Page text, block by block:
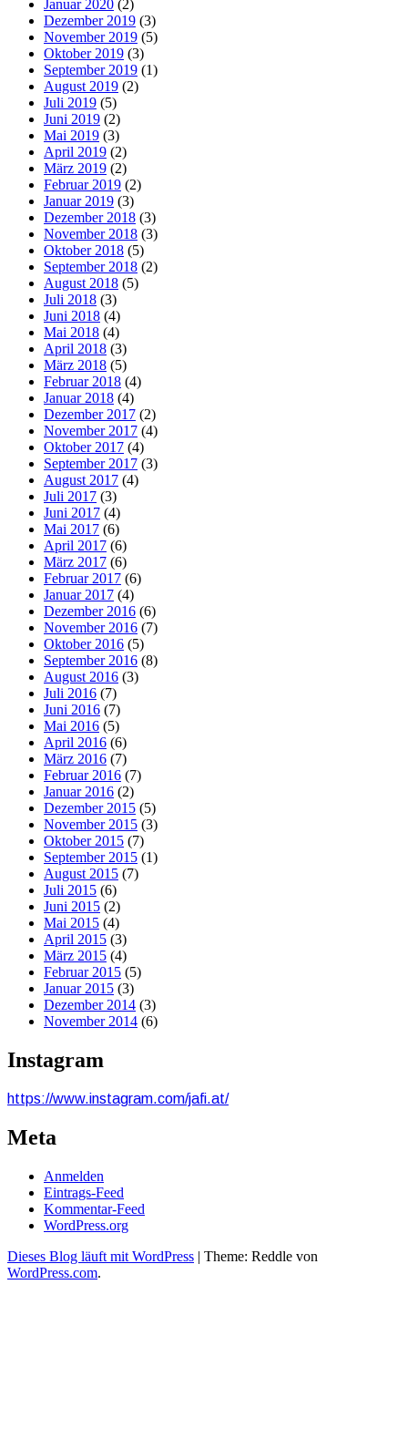
Januar 2020 (2)
Dezember 2019 (3)
November 2019 (5)
Oktober 2019 (3)
September 2019 (1)
August 2019 (2)
Juli 2019 (5)
Juni 2019 (2)
Mai 2019 (3)
April 2019 (2)
März 2019 (2)
Februar 2019 (2)
Januar 2019 (3)
Dezember 2018 (3)
November 2018 (3)
Oktober 2018 (5)
September 2018 (2)
August 2018 (5)
Juli 2018 (3)
Juni 2018 (4)
Mai 2018 (4)
April 2018 (3)
März 2018 (5)
Februar 2018 (4)
Januar 2018 (4)
Dezember 2017 (2)
November 2017 (4)
Oktober 2017 (4)
September 2017 (3)
August 2017 (4)
Juli 2017 (3)
Juni 2017 (4)
Mai 2017 (6)
April 2017 (6)
März 2017 (6)
Februar 2017 (6)
Januar 2017 (4)
Dezember 2016 (6)
November 2016 (7)
Oktober 2016 (5)
September 2016 (8)
August 2016 (3)
Juli 2016 (7)
Juni 2016 (7)
Mai 2016 (5)
April 2016 (6)
März 2016 (7)
Februar 2016 (7)
Januar 2016 (2)
Dezember 2015 (5)
November 2015 (3)
Oktober 2015 (7)
September 2015 (1)
August 2015 (7)
Juli 2015 (6)
Juni 2015 (2)
Mai 2015 (4)
April 2015 (3)
März 2015 (4)
Februar 2015 (5)
Januar 2015 (3)
Dezember 2014 (3)
November 2014 (6)
Instagram
https://www.instagram.com/jafi.at/
Meta
Anmelden
Eintrags-Feed
Kommentar-Feed
WordPress.org
Dieses Blog läuft mit WordPress | Theme: Reddle von
WordPress.com.